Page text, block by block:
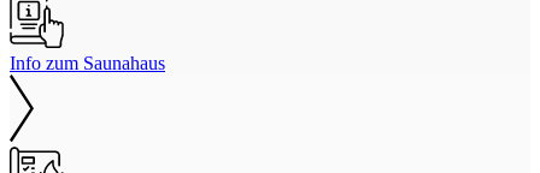
Info zum Saunahaus